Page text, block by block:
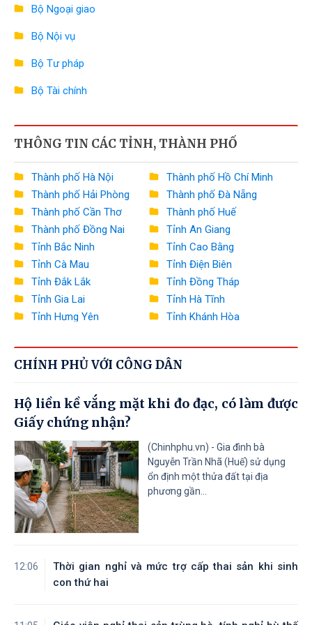
Bộ Ngoại giao
Bộ Nội vụ
Bộ Tư pháp
Bộ Tài chính
Bộ Nông nghiệp và Môi trường
Bộ Xây dựng
Bộ Văn hóa, Thể thao và Du lịch
Bộ Khoa học và Công nghệ
Bộ Giáo dục và Đào tạo
Bộ Y tế
Bộ Dân tộc và Tôn giáo
Ngân hàng Nhà nước Việt Nam
THÔNG TIN CÁC TỈNH, THÀNH PHỐ
Thành phố Hà Nội
Thành phố Hồ Chí Minh
Thành phố Hải Phòng
Thành phố Đà Nẵng
Thành phố Cần Thơ
Thành phố Huế
Thành phố Đồng Nai
Tỉnh An Giang
Tỉnh Bắc Ninh
Tỉnh Cao Bằng
Tỉnh Cà Mau
Tỉnh Điện Biên
Tỉnh Đắk Lắk
Tỉnh Đồng Tháp
Tỉnh Gia Lai
Tỉnh Hà Tĩnh
Tỉnh Hưng Yên
Tỉnh Khánh Hòa
Tỉnh Lâm Đồng
Tỉnh Lạng Sơn
Tỉnh Nghệ An
Tỉnh Ninh Bình
Tỉnh Quảng Ninh
Tỉnh Quảng Trị
Tỉnh Sơn La
Tỉnh Thái Nguyên
Tỉnh Tây Ninh
Tỉnh Vĩnh Long
CHÍNH PHỦ VỚI CÔNG DÂN
Hộ liền kề vắng mặt khi đo đạc, có làm được
Giấy chứng nhận?
(Chinhphu.vn) - Gia đình bà
Nguyễn Trần Nhã (Huế) sử dụng
ổn định một thửa đất tại địa
phương gần...
12:06
Thời gian nghỉ và mức trợ cấp thai sản khi sinh
con thứ hai